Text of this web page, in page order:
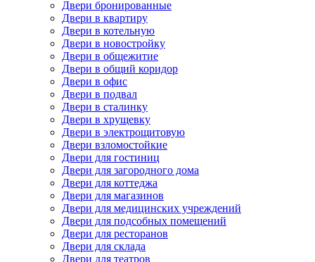
Двери бронированные
Двери в квартиру
Двери в котельную
Двери в новостройку
Двери в общежитие
Двери в общий коридор
Двери в офис
Двери в подвал
Двери в сталинку
Двери в хрущевку
Двери в электрощитовую
Двери взломостойкие
Двери для гостиниц
Двери для загородного дома
Двери для коттеджа
Двери для магазинов
Двери для медицинских учреждений
Двери для подсобных помещений
Двери для ресторанов
Двери для склада
Двери для театров